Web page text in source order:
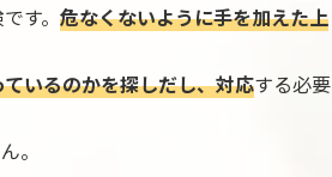
す。 危なくないように手を加えた上
いるのかを探しだし、対応する必要
。